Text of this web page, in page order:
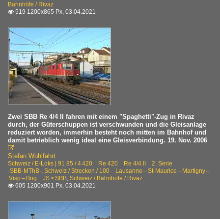
Bahnhöfe / Rivaz
 519 1200x865 Px, 03.04.2021
Zwei SBB Re 4/4 II fahren mit einem "Spaghetti"-Zug in Rivaz
durch, der Güterschuppen ist verschwunden und die Gleisanlage
reduziert worden, immerhin besteht noch mitten im Bahnhof und
damit betrieblich wenig ideal eine Gleisverbindung. 19. Nov. 2006

Stefan Wohlfahrt
Schweiz / E-Loks | 91 85 / 4 420 Re 420 Re 4/4 II 2. Serie
·SBB·MThB·, Schweiz / Strecken / 100 Lausanne – St-Maurice – Martigny –
Visp – Brig JS > SBB, Schweiz / Bahnhöfe / Rivaz
 605 1200x901 Px, 03.04.2021